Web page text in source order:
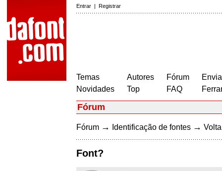
Entrar | Registrar
Temas
Novidades
Autores
Top
Fórum
FAQ
Fórum
Fórum → Identificação de fontes →
Font?